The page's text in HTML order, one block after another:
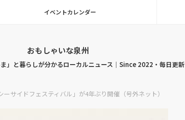
イベントカレンダー
おもしゃいな泉州
」と暮らしが分かるローカルニュース｜Since 2022・毎日更新
サイドフェスティバル」が4年ぶり開催（号外ネット）